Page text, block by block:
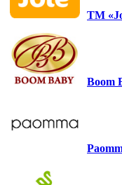
ТМ
Boom